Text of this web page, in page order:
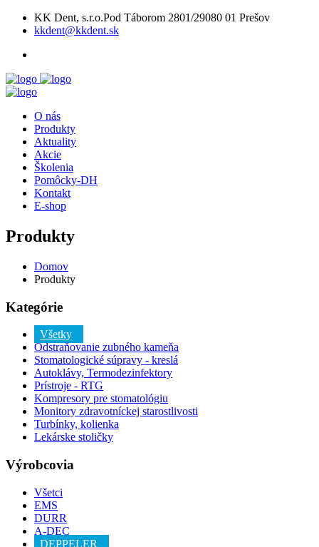
KK Dent, s.r.o.Pod Táborom 2801/29080 01 Prešov
kkdent@kkdent.sk
O nás
Produkty
Aktuality
Akcie
Školenia
Pomôcky-DH
Kontakt
E-shop
Produkty
Domov
Produkty
Kategórie
Všetky
Odstraňovanie zubného kameňa
Stomatologické súpravy - kreslá
Autoklávy, Termodezinfektory
Prístroje - RTG
Kompresory pre stomatológiu
Monitory zdravotníckej starostlivosti
Turbínky, kolienka
Lekárske stoličky
Výrobcovia
Všetci
EMS
DURR
A-DEC
DEPPELER